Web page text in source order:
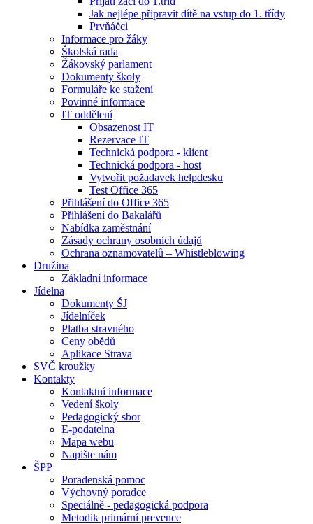
Jak nejlépe připravit dítě na vstup do 1. třídy
Prvňáčci
Informace pro žáky
Školská rada
Žákovský parlament
Dokumenty školy
Formuláře ke stažení
Povinné informace
IT oddělení
Obsazenost IT
Rezervace IT
Technická podpora - klient
Technická podpora - host
Vytvořit požadavek helpdesku
Test Office 365
Přihlášení do Office 365
Přihlášení do Bakalářů
Nabídka zaměstnání
Zásady ochrany osobních údajů
Ochrana oznamovatelů – Whistleblowing
Družina
Základní informace
Jídelna
Dokumenty ŠJ
Jídelníček
Platba stravného
Ceny obědů
Aplikace Strava
SVČ kroužky
Kontakty
Kontaktní informace
Vedení školy
Pedagogický sbor
E-podatelna
Mapa webu
Napište nám
ŠPP
Poradenská pomoc
Výchovný poradce
Speciálně - pedagogická podpora
Metodik primární prevence